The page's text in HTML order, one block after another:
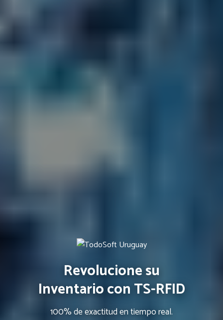
Revolucione su
Inventario con TS-RFID
100% de exactitud en tiempo real.